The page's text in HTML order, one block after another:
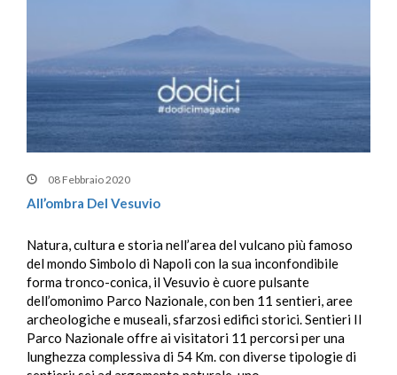
08 Febbraio 2020
All’ombra Del Vesuvio
Natura, cultura e storia nell’area del vulcano più famoso
del mondo Simbolo di Napoli con la sua inconfondibile
forma tronco-conica, il Vesuvio è cuore pulsante
dell’omonimo Parco Nazionale, con ben 11 sentieri, aree
archeologiche e museali, sfarzosi edifici storici. Sentieri Il
Parco Nazionale offre ai visitatori 11 percorsi per una
lunghezza complessiva di 54 Km. con diverse tipologie di